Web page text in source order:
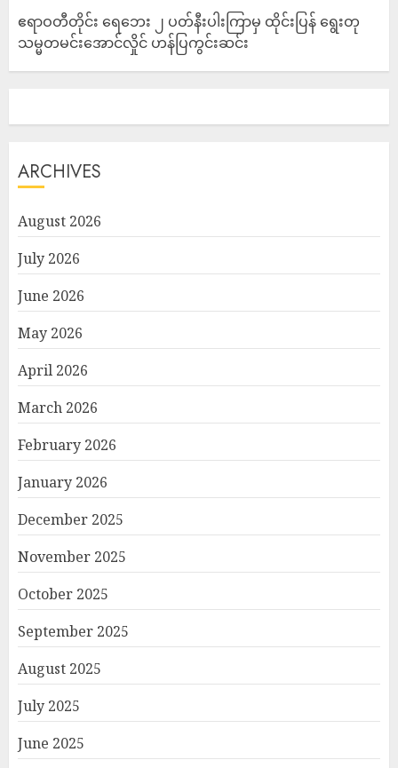
ဧရာဝတီတိုင်း ရေဘေး ၂ ပတ်နီးပါးကြာမှ ထိုင်းပြန် ရွေးတု
သမ္မတမင်းအောင်လှိုင် ဟန်ပြကွင်းဆင်း
ARCHIVES
August 2026
July 2026
June 2026
May 2026
April 2026
March 2026
February 2026
January 2026
December 2025
November 2025
October 2025
September 2025
August 2025
July 2025
June 2025